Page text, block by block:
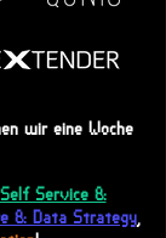
wir eine Woche
Self Service &
& Data Strategy,